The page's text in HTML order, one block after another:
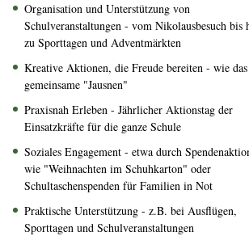
Organisation und Unterstützung von
Schulveranstaltungen - vom Nikolausbesuch bis
zu Sporttagen und Adventmärkten
Kreative Aktionen, die Freude bereiten - wie das
gemeinsame "Jausnen"
Praxisnah Erleben - Jährlicher Aktionstag der
Einsatzkräfte für die ganze Schule
Soziales Engagement - etwa durch
wie "Weihnachten im Schuhkarton" oder
Schultaschenspenden für Familien in Not
Praktische Unterstützung - z.B. bei Ausflügen,
Sporttagen und Schulveranstaltungen